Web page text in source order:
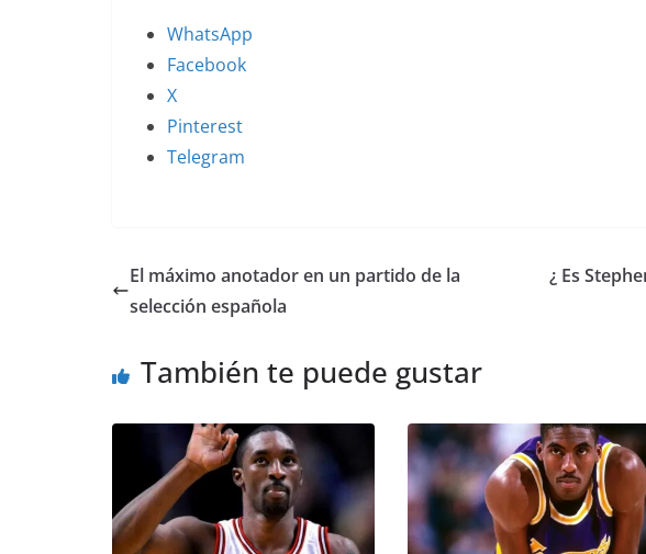
WhatsApp
Facebook
X
Pinterest
Telegram
El máximo anotador en un partido de la
selección española
¿ Es
También te puede gustar